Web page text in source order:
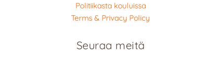
Politiikasta kouluissa
Terms & Privacy Policy
Seuraa meitä